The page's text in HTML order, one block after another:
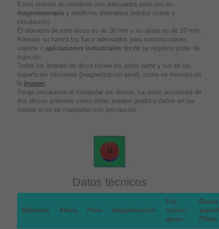
Estos imanes de neodimio son adecuados para uso en
magnetoterapia y medicina alternativa (tejidos óseos y
circulación).
El diámetro de este disco es de 30 mm y su altura es de 10 mm.
Además su fuerza los hace adecuados para construcciones,
soporte o aplicaciones industriales donde se requiera poder de
sujeción.
Todos los imanes de disco tienen los polos norte y sur en las
superficies circulares (magnetización axial), como se muestra en
la imagen.
Tenga precaución al manipular los discos. La unión accidental de
dos discos potentes como éstas pueden producir daños en las
manos si no se manipulan con precaución.
Datos técnicos
Diámetro Altura Peso Magnetización
Fza.
sujecc.:
aprox
(*Nota